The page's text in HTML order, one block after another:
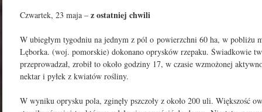
Czwartek, 23 maja – z ostatniej chwili
W ubiegłym tygodniu na jednym z pól o powierzchni 60 ha, w pobliżu
Lęborka. (woj. pomorskie) dokonano oprysków rzepaku. Świadkowie
przeprowadzał, zrobił to około godziny 17, w czasie wzmożonej
nektar i pyłek z kwiatów rośliny.
W wyniku oprysku pola, zginęły pszczoły z około 200 uli. Większość